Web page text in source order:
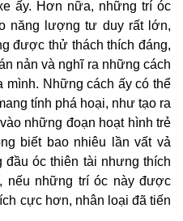
ấy. Hơn nữa, những trí óc
năng lượng tư duy rất lớn,
được thử thách thích đáng,
nản và nghĩ ra những cách
mình. Những cách ấy có thể
tính phá hoại, như tạo ra
những đoạn hoạt hình trẻ
biết bao nhiêu lần vất vả
óc thiên tài nhưng thích
nếu những trí óc này được
cực hơn, nhân loại đã tiến